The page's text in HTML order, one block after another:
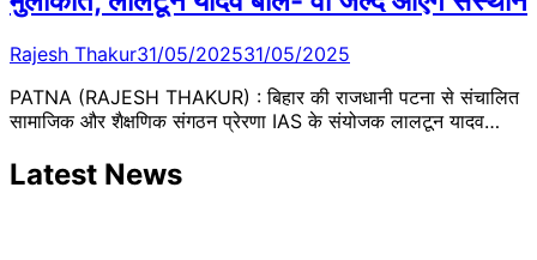
Rajesh Thakur31/05/202531/05/2025
PATNA (RAJESH THAKUR) : बिहार की राजधानी पटना से संचालित
सामाजिक और शैक्षणिक संगठन प्रेरणा IAS के संयोजक लालटून यादव…
Latest News